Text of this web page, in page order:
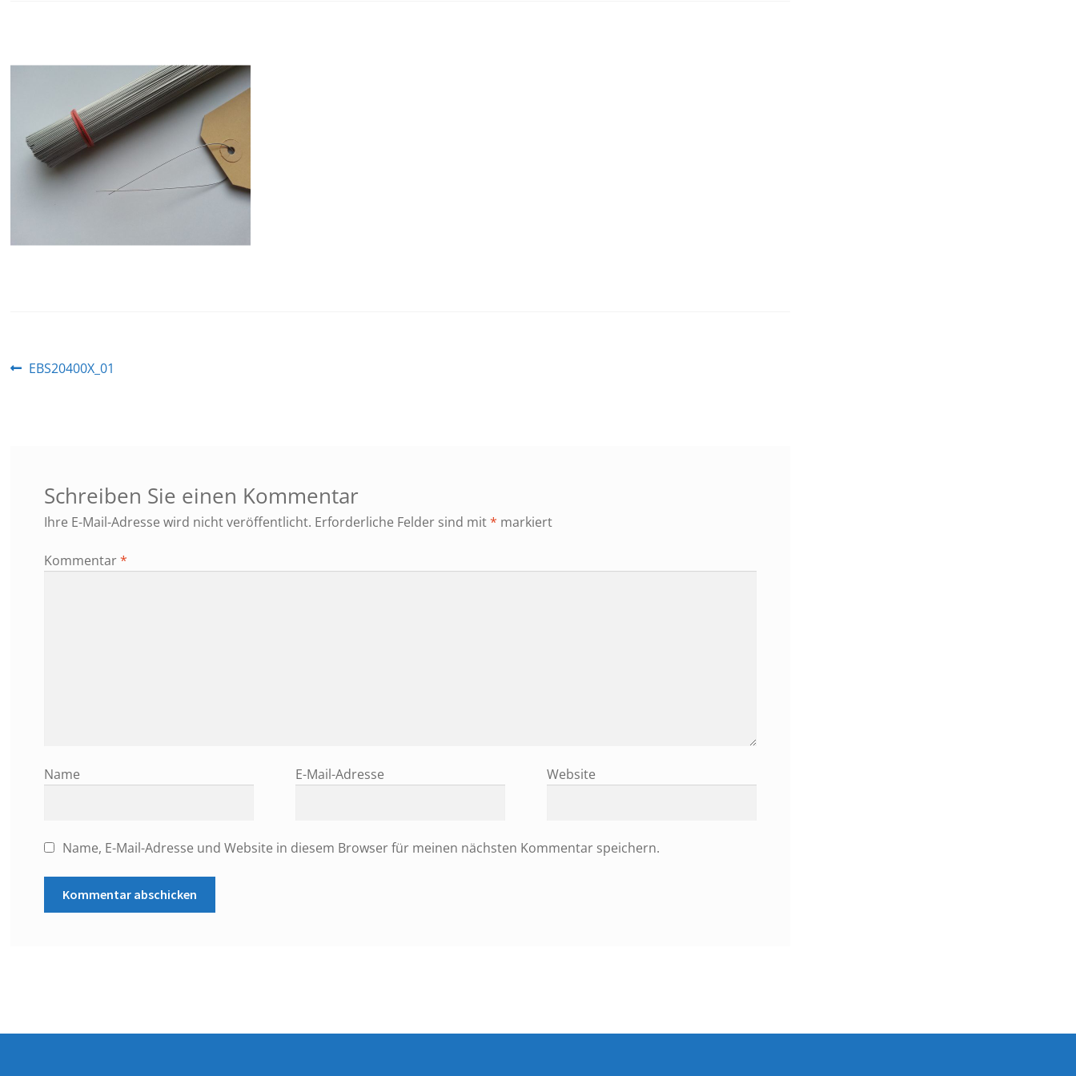
Beitragsnavigation
Vorheriger
EBS20400X_01
Schreiben Sie einen Kommentar
Ihre E-Mail-Adresse wird nicht veröffentlicht. Erforderliche Felder sind mit* markiert
Kommentar*
Name E-Mail-Adresse Website
Name, E-Mail-Adresse und Website in diesem Browser für meinen nächsten Kommentar speichern.